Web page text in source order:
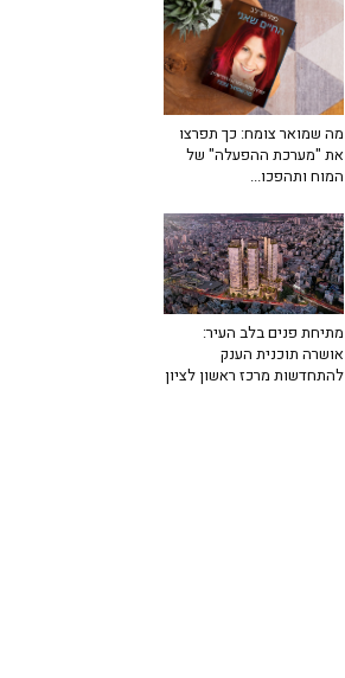
מה שמואר צומח: כך תפרצו
את "מערכת ההפעלה" של
המוח ותהפכו...
מתיחת פנים בלב העיר:
אושרה תוכנית הענק
להתחדשות מרכז ראשון לציון